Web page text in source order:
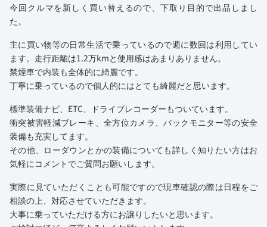
今回クルマを新しく買い替えるので、下取り目的で出品しまし
た。
主に買い物等の日常生活で乗っているので週に数回は利用してい
ます。走行距離は1.2万kmと使用感はあまりありません。
禁煙車で内装も全体的に綺麗です。
丁寧に乗っているので個人的にはとても綺麗だと思います。
標準装備ナビ、ETC、ドライブレコーダーもついています。
衝突被害軽減ブレーキ、全方位カメラ、バックモニター等の安全
装備も充実してます。
その他、ローダウンとかの装備についても詳しく知りたい方はお
気軽にコメントでご質問お願いします。
実際に見ていただくことも可能ですので現車確認の際は日程をご
相談の上、対応させていただきます。
大事に乗っていただける方にお譲りしたいと思います。